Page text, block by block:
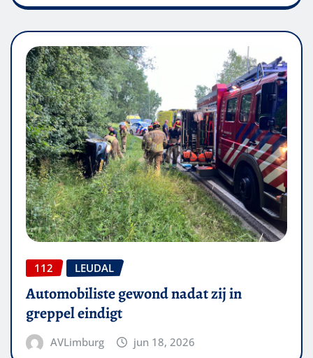
112 LEUDAL
Automobiliste gewond nadat zij in
greppel eindigt
AVLimburg jun 18, 2026